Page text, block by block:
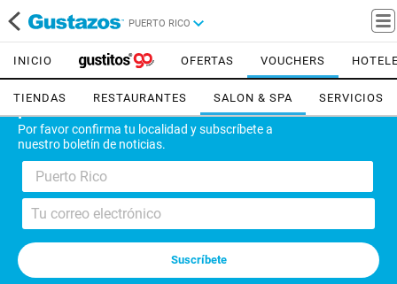
PUERTO RICO
Por favor confirma tu localidad y subscríbete a
nuestro boletín de noticias.
Puerto Rico
INICIO OFERTAS VOUCHERS
TIENDAS RESTAURANTES SALON & SPA SERVICIOS